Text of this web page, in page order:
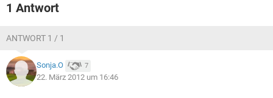
1 Antwort
ANTWORT 1 / 1
Sonja.O 7
22. März 2012 um 16:46